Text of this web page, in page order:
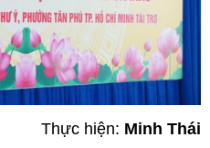
Thực hiện: Minh Thái